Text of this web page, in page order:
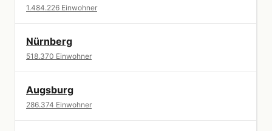
1.484.226 Einwohner
Nürnberg
518.370 Einwohner
Augsburg
286.374 Einwohner